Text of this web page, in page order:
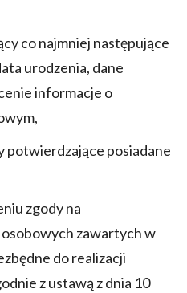
co najmniej następujące
urodzenia, dane
informacje o
potwierdzające posiadane
zgody na
zawartych w
do realizacji
z ustawą z dnia 10